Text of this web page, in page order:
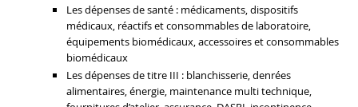
Les dépenses de santé : médicaments, dispositifs
médicaux, réactifs et consommables de laboratoire,
équipements biomédicaux, accessoires et consommables
biomédicaux
Les dépenses de titre III : blanchisserie, denrées
alimentaires, énergie, maintenance multi technique,